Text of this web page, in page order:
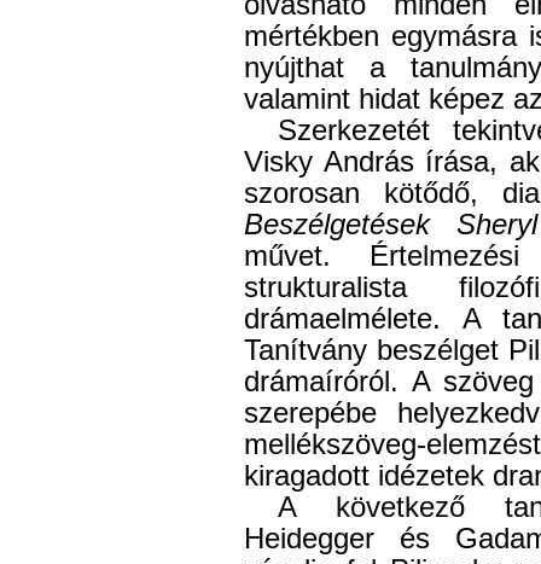
mértékben egymásra
nyújthat a
valamint hidat képez
Szerkezetét
Visky András írása,
szorosan kötődő,
Beszélgetések
művet.
strukturalista
drámaelmélete. A
Tanítvány beszélget
drámaíróról. A
szerepébe
mellékszöveg-
kiragadott idézetek
A következő
Heidegger és